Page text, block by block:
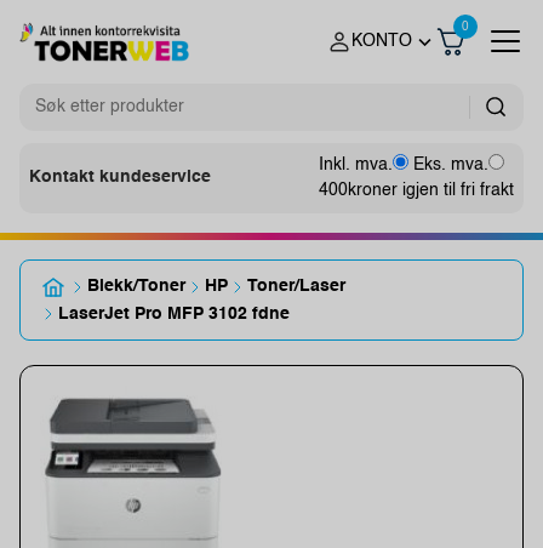
KONTO
0
Kontakt kundeservice
Inkl. mva.
Eks. mva.
400kroner igjen til fri frakt
Blekk/Toner HP
Toner/Laser
LaserJet Pro MFP 3102 fdne